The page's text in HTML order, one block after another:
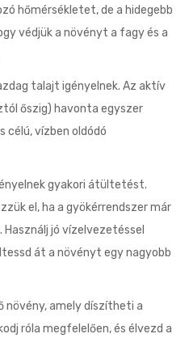
hőmérsékletet, de a hidegebb
védjük a növényt a fagy és a
talajt igényelnek. Az aktív
őszig) havonta egyszer
célú, vízben oldódó
gyakori átültetést.
el, ha a gyökérrendszer már
jó vízelvezetéssel
át a növényt egy nagyobb
növény, amely díszítheti a
róla megfelelően, és élvezd a